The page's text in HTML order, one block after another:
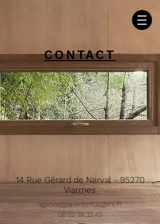
CONTACT
14 Rue Gérard de Nerval - 95270
Viarmes
agence@quentinfougere.fr
06.32.39.32.45